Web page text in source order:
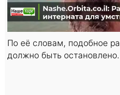
По её словам, подобное
должно быть остановлено.